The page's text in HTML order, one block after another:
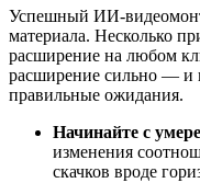
Успешный ИИ-
материала. Несколько
расширение на любом
расширение сильно — и
правильные ожидания.
Начинайте с
изменения
скачков вроде